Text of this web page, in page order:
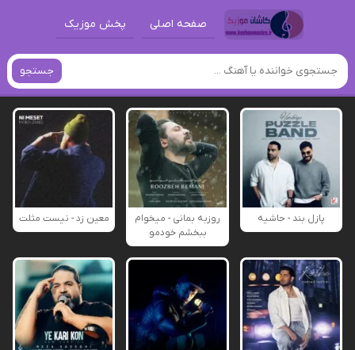
صفحه اصلی پخش موزیک
جستجو
پازل بند - حاشیه
روزبه بمانی - میخوام
ببخشم خودمو
معین زد - نیست مثلت